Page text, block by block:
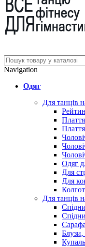
Navigation
Одяг
Для танців
Одяг
Для
Для
Для танців
Блузи,